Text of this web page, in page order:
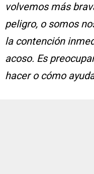
volvemos más
peligro, o somos
la contención
acoso. Es
hacer o cómo